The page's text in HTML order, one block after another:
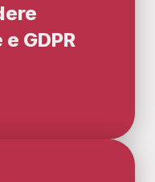
GDPR